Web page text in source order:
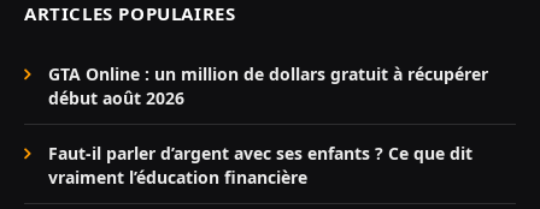
ARTICLES POPULAIRES
GTA Online : un million de dollars gratuit à récupérer
début août 2026
Faut-il parler d’argent avec ses enfants ? Ce que dit
vraiment l’éducation financière